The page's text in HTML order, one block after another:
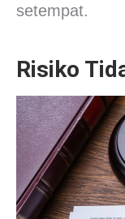
setempat.
Risiko